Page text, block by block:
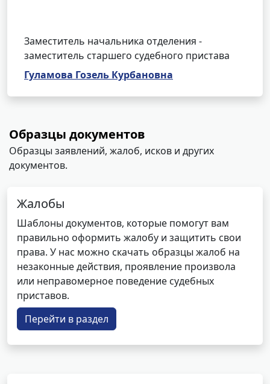
Заместитель начальника отделения -
заместитель старшего судебного пристава
Гуламова Гозель Курбановна
Образцы документов
Образцы заявлений, жалоб, исков и других
документов.
Жалобы
Шаблоны документов, которые помогут вам
правильно оформить жалобу и защитить свои
права. У нас можно скачать образцы жалоб на
незаконные действия, проявление произвола
или неправомерное поведение судебных
приставов.
Перейти в раздел